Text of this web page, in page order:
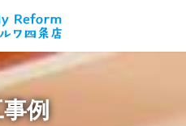
例